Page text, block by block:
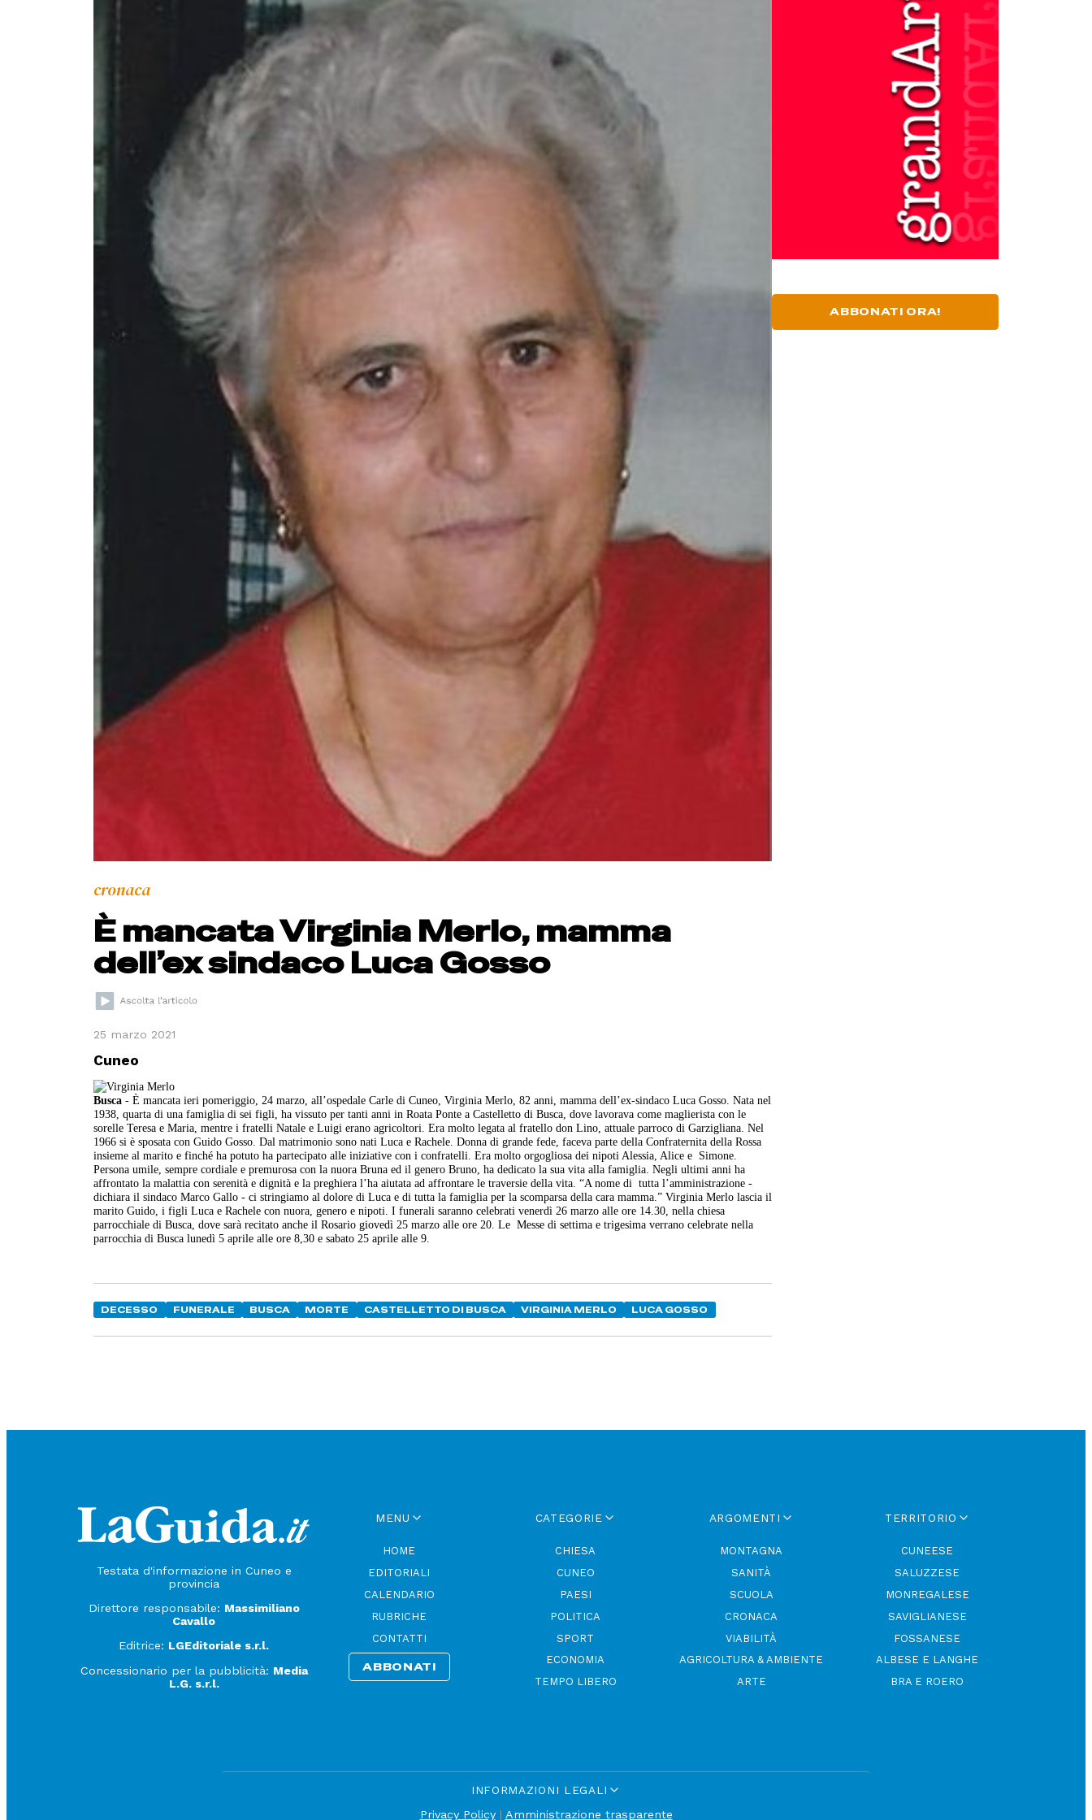
cronaca
È mancata Virginia Merlo, mamma
dell’ex sindaco Luca Gosso
25 marzo 2021
Cuneo
Busca - È mancata ieri pomeriggio, 24 marzo, all’ospedale Carle di Cuneo, Virginia Merlo, 82 anni, mamma dell’ex-sindaco Luca Gosso. Nata nel
1938, quarta di una famiglia di sei figli, ha vissuto per tanti anni in Roata Ponte a Castelletto di Busca, dove lavorava come maglierista con le
sorelle Teresa e Maria, mentre i fratelli Natale e Luigi erano agricoltori. Era molto legata al fratello don Lino, attuale parroco di Garzigliana. Nel
1966 si è sposata con Guido Gosso. Dal matrimonio sono nati Luca e Rachele. Donna di grande fede, faceva parte della Confraternita della Rossa
insieme al marito e finché ha potuto ha partecipato alle iniziative con i confratelli. Era molto orgogliosa dei nipoti Alessia, Alice e Simone.
Persona umile, sempre cordiale e premurosa con la nuora Bruna ed il genero Bruno, ha dedicato la sua vita alla famiglia. Negli ultimi anni ha
affrontato la malattia con serenità e dignità e la preghiera l’ha aiutata ad affrontare le traversie della vita. “A nome di tutta l’amministrazione -
dichiara il sindaco Marco Gallo - ci stringiamo al dolore di Luca e di tutta la famiglia per la scomparsa della cara mamma.” Virginia Merlo lascia il
marito Guido, i figli Luca e Rachele con nuora, genero e nipoti. I funerali saranno celebrati venerdì 26 marzo alle ore 14.30, nella chiesa
parrocchiale di Busca, dove sarà recitato anche il Rosario giovedì 25 marzo alle ore 20. Le Messe di settima e trigesima verrano celebrate nella
parrocchia di Busca lunedì 5 aprile alle ore 8,30 e sabato 25 aprile alle 9.
DECESSO FUNERALE BUSCA MORTE CASTELLETTO DI BUSCA VIRGINIA MERLO LUCA GOSSO
ABBONATI ORA!
Testata d'informazione in Cuneo e
provincia
Direttore responsabile: Massimiliano
Cavallo
Editrice: LGEditoriale s.r.l.
Concessionario per la pubblicità: Media
L.G. s.r.l.
MENU
HOME
EDITORIALI
CALENDARIO
RUBRICHE
CONTATTI
ABBONATI
CATEGORIE
CHIESA
CUNEO
PAESI
POLITICA
SPORT
ECONOMIA
TEMPO LIBERO
ARGOMENTI
MONTAGNA
SANITÀ
SCUOLA
CRONACA
VIABILITÀ
AGRICOLTURA & AMBIENTE
ARTE
TERRITORIO
CUNEESE
SALUZZESE
MONREGALESE
SAVIGLIANESE
FOSSANESE
ALBESE E LANGHE
BRA E ROERO
INFORMAZIONI LEGALI
Privacy Policy| Amministrazione trasparente